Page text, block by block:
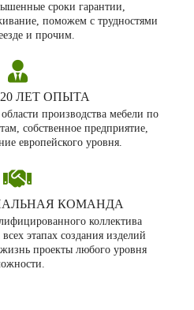
сроки гарантии,
поможем с трудностями
и прочим.
ЛЕТ ОПЫТА
производства мебели по
собственное предприятие,
европейского уровня.
КОМАНДА
коллектива
этапах создания изделий
проекты любого уровня